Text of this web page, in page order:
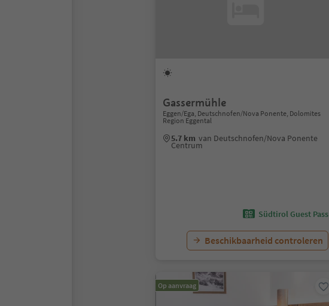
Gassermühle
Eggen/Ega, Deutschnofen/Nova Ponente, Dolomites
Region Eggental
5.7 km van Deutschnofen/Nova Ponente
Centrum
Südtirol Guest Pass
Beschikbaarheid controleren
Op aanvraag